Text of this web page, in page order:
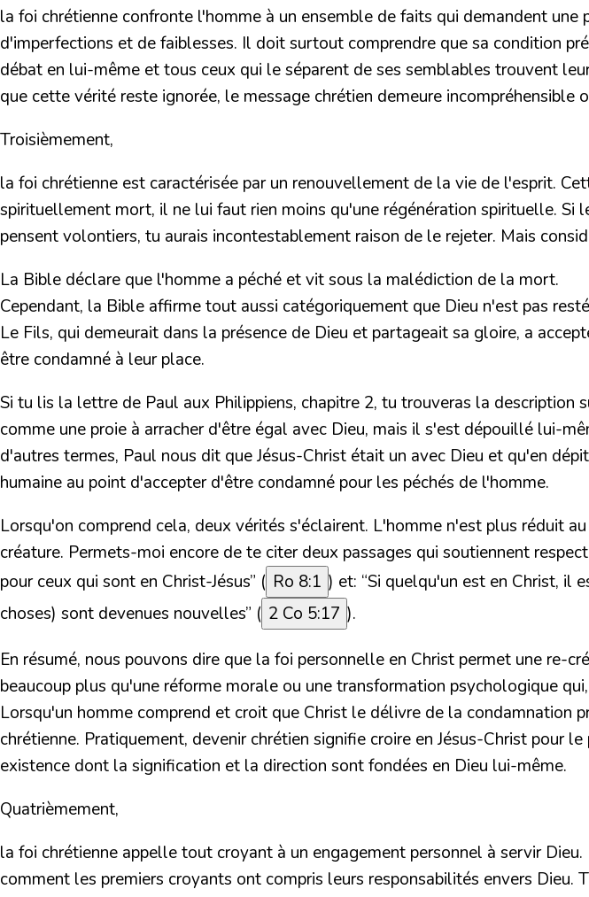
la foi chrétienne confronte l'homme à un ensemble de faits qui demandent
d'imperfections et de faiblesses. Il doit surtout comprendre que sa condition
débat en lui-même et tous ceux qui le séparent de ses semblables trouvent
que cette vérité reste ignorée, le message chrétien demeure incompréhensible
Troisièmement,
la foi chrétienne est caractérisée par un renouvellement de la vie de l'esprit.
spirituellement mort, il ne lui faut rien moins qu'une régénération spirituelle.
pensent volontiers, tu aurais incontestablement raison de le rejeter. Mais
La Bible déclare que l'homme a péché et vit sous la malédiction de la mort.
Cependant, la Bible affirme tout aussi catégoriquement que Dieu n'est pas
Le Fils, qui demeurait dans la présence de Dieu et partageait sa gloire, a
être condamné à leur place.
Si tu lis la lettre de Paul aux Philippiens, chapitre 2, tu trouveras la description
comme une proie à arracher d'être égal avec Dieu, mais il s'est dépouillé lui-
d'autres termes, Paul nous dit que Jésus-Christ était un avec Dieu et qu'en
humaine au point d'accepter d'être condamné pour les péchés de l'homme.
Lorsqu'on comprend cela, deux vérités s'éclairent. L'homme n'est plus réduit
créature. Permets-moi encore de te citer deux passages qui soutiennent
pour ceux qui sont en Christ-Jésus” ( Ro 8:1 ) et: “Si quelqu'un est en Christ, il
choses) sont devenues nouvelles” ( 2 Co 5:17 ).
En résumé, nous pouvons dire que la foi personnelle en Christ permet une re-
beaucoup plus qu'une réforme morale ou une transformation psychologique
Lorsqu'un homme comprend et croit que Christ le délivre de la condamnation
chrétienne. Pratiquement, devenir chrétien signifie croire en Jésus-Christ pour
existence dont la signification et la direction sont fondées en Dieu lui-même.
Quatrièmement,
la foi chrétienne appelle tout croyant à un engagement personnel à servir
comment les premiers croyants ont compris leurs responsabilités envers